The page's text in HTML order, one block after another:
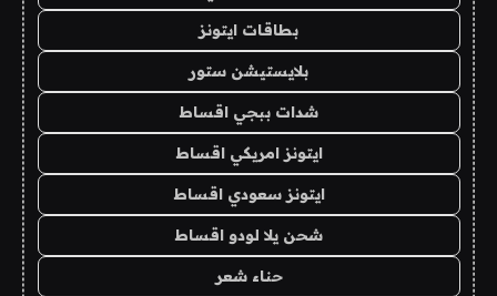
بطاقات ايتونز
بلايستيشن ستور
شدات ببجي اقساط
ايتونز امريكي اقساط
ايتونز سعودي اقساط
شحن يلا لودو اقساط
حناء شعر